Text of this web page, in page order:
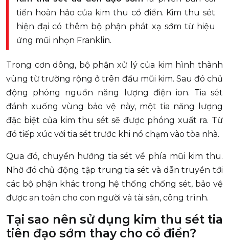
tiến hoàn hảo của kim thu cổ điển. Kim thu sét
hiện đại có thêm bộ phận phát xạ sớm từ hiệu
ứng mũi nhọn Franklin.
Trong cơn dông, bộ phận xử lý của kim hình thành
vùng từ trường rộng ở trên đầu mũi kim. Sau đó chủ
động phóng nguồn năng lượng điện ion. Tia sét
đánh xuống vùng bảo vệ này, một tia năng lượng
đặc biệt của kim thu sét sẽ được phóng xuất ra. Từ
đó tiếp xúc với tia sét trước khi nó chạm vào tòa nhà.
Qua đó, chuyển hướng tia sét về phía mũi kim thu.
Nhờ đó chủ động tập trung tia sét và dẫn truyền tới
các bộ phận khác trong hệ thống chống sét, bảo vệ
được an toàn cho con người và tài sản, công trình.
Tại sao nên sử dụng kim thu sét tia
tiên đạo sớm thay cho cổ điển?